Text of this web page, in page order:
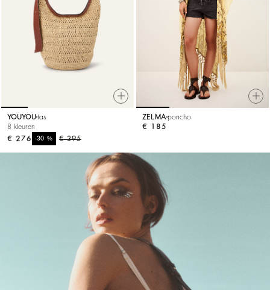
YOUYOUtas
8 kleuren
€ 395
-30%
€ 276
ZELMA poncho
€ 185